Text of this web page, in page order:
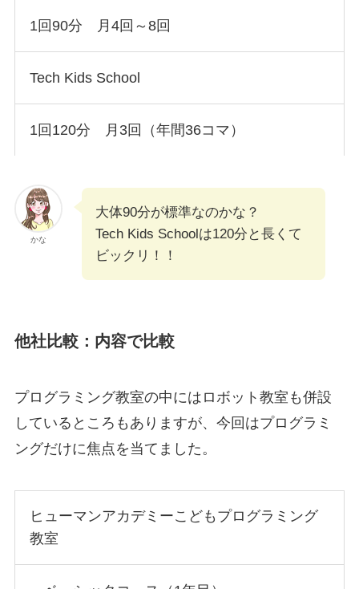
1回90分 月4回～8回
Tech Kids School
1回120分 月3回（年間36コマ）
かな
大体90分が標準なのかな？
Tech Kids Schoolは120分と長くて
ビックリ！！
他社比較：内容で比較
プログラミング教室の中にはロボット教室も併設
しているところもありますが、今回はプログラミ
ングだけに焦点を当てました。
ヒューマンアカデミーこどもプログラミング
教室